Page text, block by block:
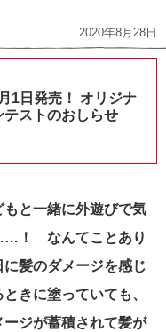
2020年8月28日
1日発売！ オリジナ
ストのおしらせ
と一緒に外遊びで気
！ なんてことあり
髪のダメージを感じ
きに塗っていても、
ジが蓄積されて髪が